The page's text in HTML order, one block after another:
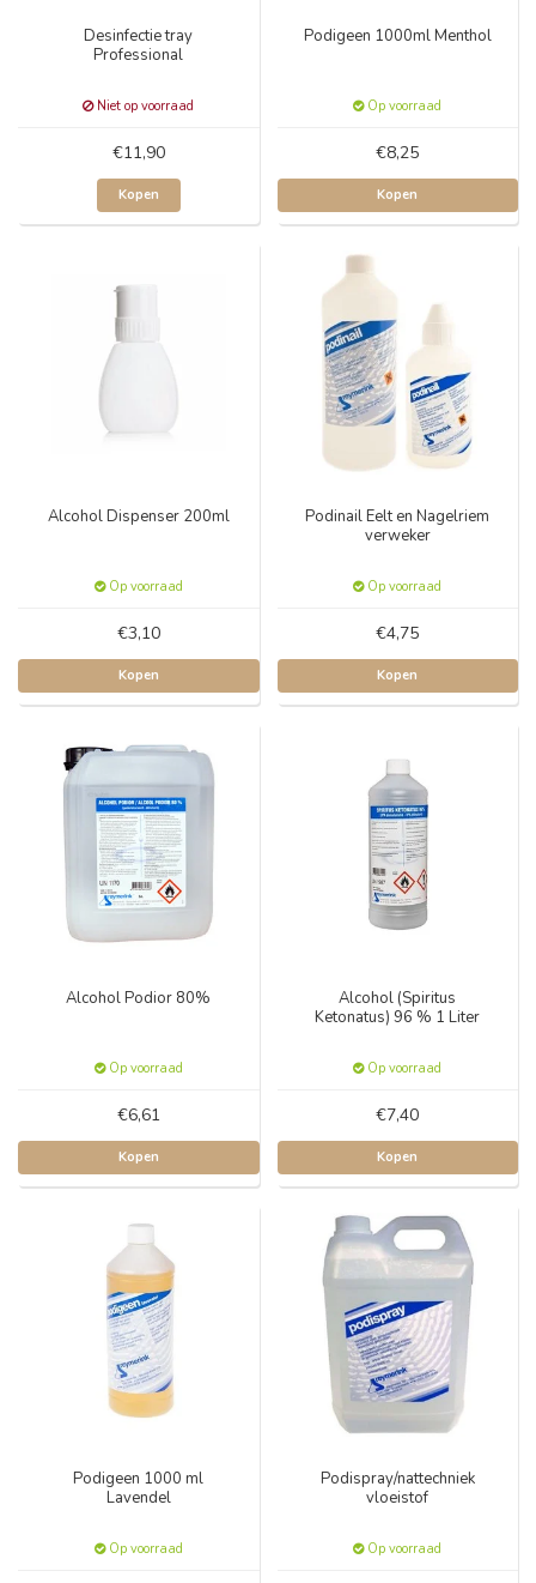
Desinfectie tray
Professional
Niet op voorraad
€11,90
Kopen
Podigeen 1000ml Menthol
Op voorraad
€8,25
Kopen
Alcohol Dispenser 200ml
Op voorraad
€3,10
Kopen
Podinail Eelt en Nagelriem
verweker
Op voorraad
€4,75
Kopen
Alcohol Podior 80%
Op voorraad
€6,61
Kopen
Alcohol (Spiritus
Ketonatus) 96 % 1 Liter
Op voorraad
€7,40
Kopen
Podigeen 1000 ml
Lavendel
Op voorraad
Podispray/nattechniek
vloeistof
Op voorraad